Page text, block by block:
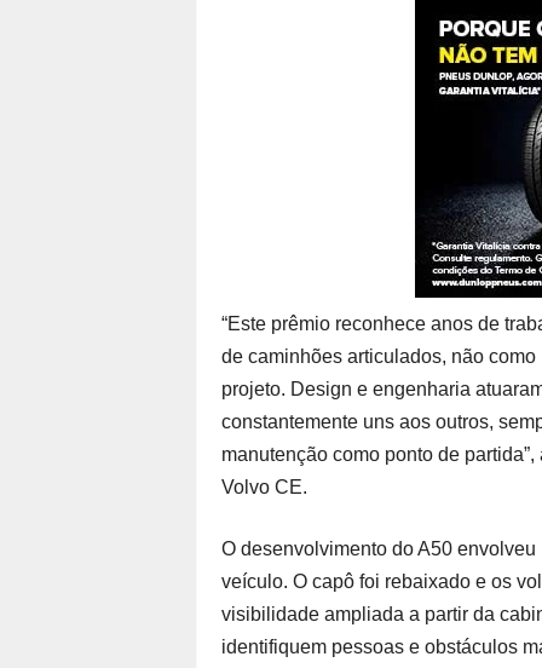
“Este prêmio reconhece anos de
de caminhões articulados, não
projeto. Design e engenharia
constantemente uns aos outros,
manutenção como ponto de
Volvo CE.
O desenvolvimento do A50
veículo. O capô foi rebaixado e os
visibilidade ampliada a partir da
identifiquem pessoas e obstáculos